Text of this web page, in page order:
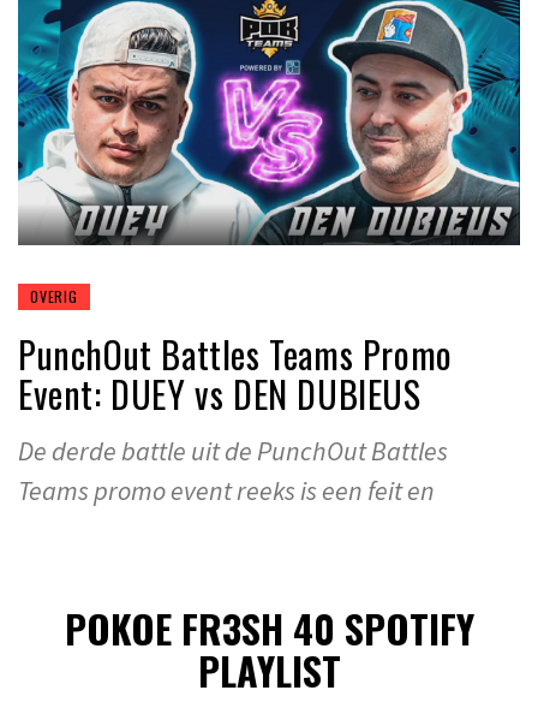
OVERIG
PunchOut Battles Teams Promo
Event: DUEY vs DEN DUBIEUS
De derde battle uit de PunchOut Battles
Teams promo event reeks is een feit en
POKOE FR3SH 40 SPOTIFY
PLAYLIST